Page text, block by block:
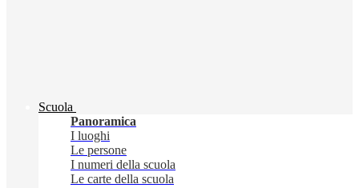
Scuola
Panoramica
I luoghi
Le persone
I numeri della scuola
Le carte della scuola